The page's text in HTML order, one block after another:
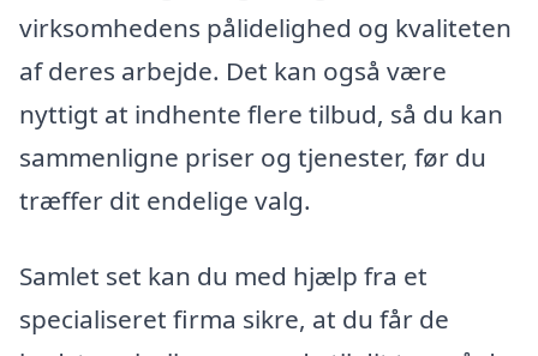
virksomhedens pålidelighed og kvaliteten
af deres arbejde. Det kan også være
nyttigt at indhente flere tilbud, så du kan
sammenligne priser og tjenester, før du
træffer dit endelige valg.
Samlet set kan du med hjælp fra et
specialiseret firma sikre, at du får de